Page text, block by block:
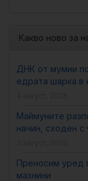
Какво ново за
ДНК от мумии
едрата шарка в
Маймуните
начин, сходен с
Преносим уред
мазнини